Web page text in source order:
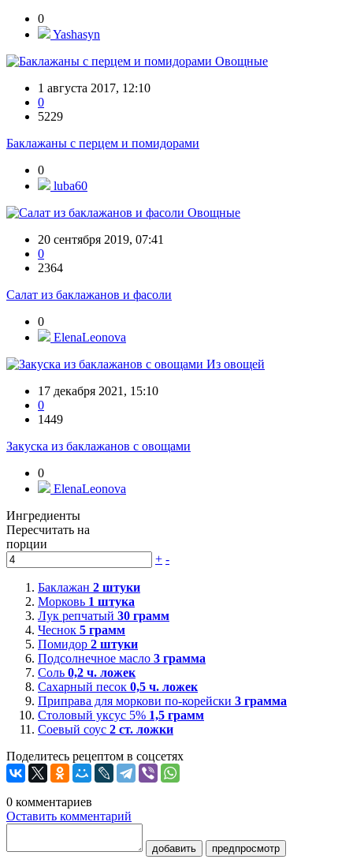
0
Yashasyn
Овощные
1 августа 2017, 12:10
0
5229
Баклажаны с перцем и помидорами
0
luba60
Овощные
20 сентября 2019, 07:41
0
2364
Салат из баклажанов и фасоли
0
ElenaLeonova
Из овощей
17 декабря 2021, 15:10
0
1449
Закуска из баклажанов с овощами
0
ElenaLeonova
Ингредиенты
Пересчитать на
порции
+ -
Баклажан 2 штуки
Морковь 1 штука
Лук репчатый 30 грамм
Чеснок 5 грамм
Помидор 2 штуки
Подсолнечное масло 3 грамма
Соль 0,2 ч. ложек
Сахарный песок 0,5 ч. ложек
Приправа для моркови по-корейски 3 грамма
Столовый уксус 5% 1,5 грамм
Соевый соус 2 ст. ложки
Поделитесь рецептом в соцсетях
0 комментариев
Оставить комментарий
добавить предпросмотр